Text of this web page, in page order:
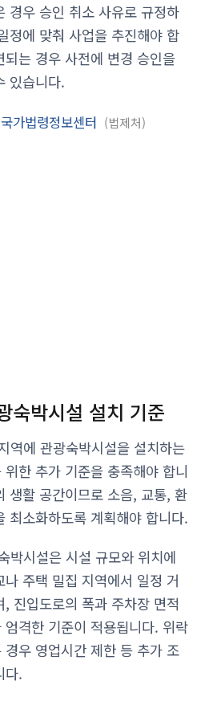
경우 승인 취소 사유로 규정하
정에 맞춰 사업을 추진해야 합
는 경우 사전에 변경 승인을
있습니다.
가법령정보센터 법제처
숙박시설 설치 기준
역에 관광숙박시설을 설치하는
한 추가 기준을 충족해야 합니
생활 공간이므로 소음, 교통, 환
최소화하도록 계획해야 합니다.
박시설은 시설 규모와 위치에
주택 밀집 지역에서 일정 거
진입도로의 폭과 주차장 면적
격한 기준이 적용됩니다. 위락
우 영업시간 제한 등 추가 조
다.